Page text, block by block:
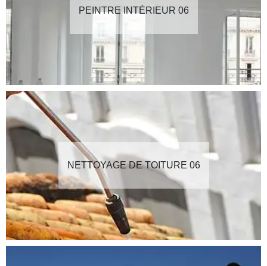
PEINTRE INTÉRIEUR 06
NETTOYAGE DE TOITURE 06